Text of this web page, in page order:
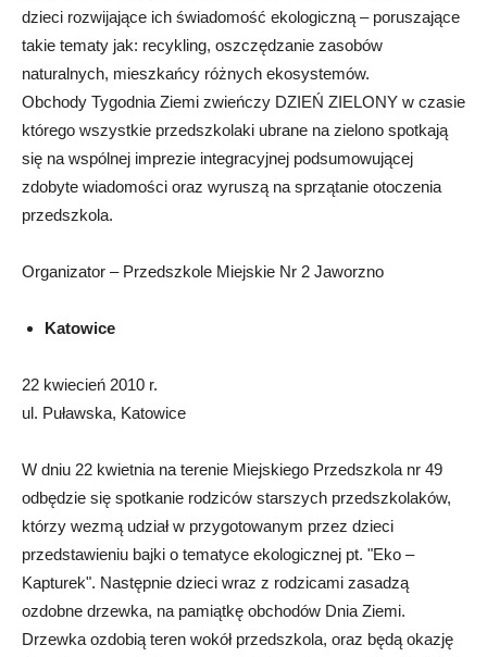
dzieci rozwijające ich świadomość ekologiczną – poruszające
takie tematy jak: recykling, oszczędzanie zasobów
naturalnych, mieszkańcy różnych ekosystemów.
Obchody Tygodnia Ziemi zwieńczy DZIEŃ ZIELONY w czasie
którego wszystkie przedszkolaki ubrane na zielono spotkają
się na wspólnej imprezie integracyjnej podsumowującej
zdobyte wiadomości oraz wyruszą na sprzątanie otoczenia
przedszkola.
Organizator – Przedszkole Miejskie Nr 2 Jaworzno
Katowice
22 kwiecień 2010 r.
ul. Puławska, Katowice
W dniu 22 kwietnia na terenie Miejskiego Przedszkola nr 49
odbędzie się spotkanie rodziców starszych przedszkolaków,
którzy wezmą udział w przygotowanym przez dzieci
przedstawieniu bajki o tematyce ekologicznej pt. "Eko –
Kapturek". Następnie dzieci wraz z rodzicami zasadzą
ozdobne drzewka, na pamiątkę obchodów Dnia Ziemi.
Drzewka ozdobią teren wokół przedszkola, oraz będą okazję